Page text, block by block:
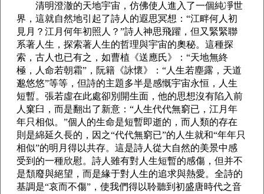
清明澄澈的天地宇宙，仿佛使人進入了一個純凈世
界，這就自然地引起了詩人的遐思冥想：“江畔何人初
見月？江月何年初照人？”詩人神思飛躍，但又緊緊聯
系著人生，探索著人生的哲理與宇宙的奧秘。這種探
索，古人也已有之，如曹植 《送應氏》：“天地無終
極，人命若朝霜”， 阮籍 《詠懷》：“人生若塵露，天道
邈悠悠”等等，但詩的主題多半是感慨宇宙永恒，人生
短暫。張若虛在此處卻別開生面，他的思想沒有陷入前
人窠臼，而是翻出了新意：“人生代代無窮已，江月年
年只相似。”個人的生命是短暫即逝的，而人類的存在
則是綿延久長的，因之“代代無窮已”的人生就和“年年只
相似”的明月得以共存。這是詩人從大自然的美景中感
受到的一種欣慰。詩人雖有對人生短暫的感傷，但并不
是頹廢與絕望，而是緣于對人生的追求與熱愛。全詩的
基調是“哀而不傷”，使我們得以聆聽到初盛唐時代之音